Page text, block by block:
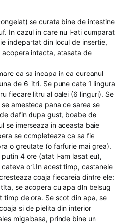
se curata bine de intestine
In cazul in care nu l-ati cumparat
indepartat din locul de insertie,
acopera intacta, atasata de
ca sa incapa in ea curcanul
de 6 litri. Se pune cate 1 lingura
fiecare litru al oalei (6 linguri). Se
amesteca pana ce sarea se
dafin dupa gust, boabe de
se imerseaza in aceasta baie
se completeaza ca sa fie
o greutate (o farfurie mai grea).
4 ore (atat l-am lasat eu),
ori.In acest timp, castanele
coaja fiecareia dintre ele:
se acopera cu apa din belsug
timp de ora. Se scot din apa, se
si de pielita din interior
migaloasa, prinde bine un